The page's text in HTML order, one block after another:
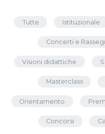
Tutte Istituzionale
Concerti e
Visioni didattiche
Masterclass
Orientamento
Concorsi